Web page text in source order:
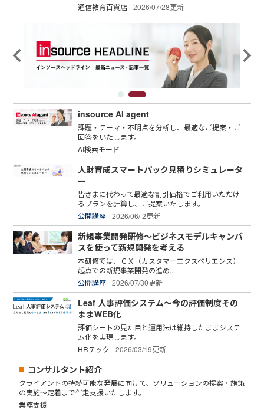
通信教育百貨店 2026/07/28更新
insource AI agent
課題・テーマ・不明点を分析し、最適なご提案・ご
回答をいたします。
AI検索モード
人財育成スマートパック見積りシミュレータ
ー
皆さまに代わって最適な割引価格でご利用いただけ
るプランを計算し、ご提案いたします。
公開講座 2026/06/ 2更新
新規事業開発研修～ビジネスモデルキャンバ
スを使って新規開発を考える
本研修では、ＣＸ（カスタマーエクスペリエンス）
起点での新規事業開発の進め...
公開講座 2026/07/30更新
Leaf 人事評価システム～今の評価制度その
ままWEB化
評価シートの見た目と運用法は維持したままシステ
ム化を実現します。
HRテック
2026/03/19更新
コンサルタント紹介
クライアントの持続可能な発展に向けて、ソリューションの提案・施策
の実施～定着まで伴走支援いたします。
業務支援